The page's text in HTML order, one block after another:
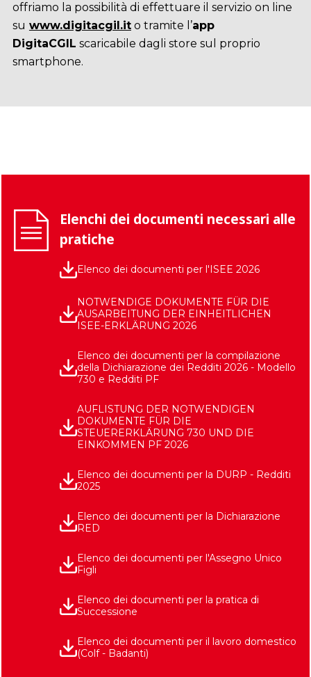
offriamo la possibilità di effettuare il servizio on line
su www.digitacgil.ito tramite l’app
DigitaCGIL scaricabile dagli store sul proprio
smartphone.
Elenchi dei documenti necessari alle
pratiche
Elenco dei documenti per l'ISEE 2026
NOTWENDIGE DOKUMENTE FÜR DIE
AUSARBEITUNG DER EINHEITLICHEN
ISEE-ERKLÄRUNG 2026
Elenco dei documenti per la compilazione
della Dichiarazione dei Redditi 2026 - Modello
730 e Redditi PF
AUFLISTUNG DER NOTWENDIGEN
DOKUMENTE FÜR DIE
STEUERERKLÄRUNG 730 UND DIE
EINKOMMEN PF 2026
Elenco dei documenti per la DURP - Redditi
2025
Elenco dei documenti per la Dichiarazione
RED
Elenco dei documenti per l'Assegno Unico
Figli
Elenco dei documenti per la pratica di
Successione
Elenco dei documenti per il lavoro domestico
(Colf - Badanti)